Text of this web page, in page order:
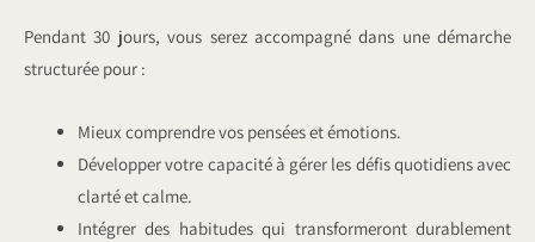
Pendant 30 jours, vous serez accompagné dans une démarche
structurée pour :
Mieux comprendre vos pensées et émotions.
Développer votre capacité à gérer les défis quotidiens avec
clarté et calme.
Intégrer des habitudes qui transformeront durablement